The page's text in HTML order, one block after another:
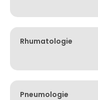
Rhumatologie
Pneumologie